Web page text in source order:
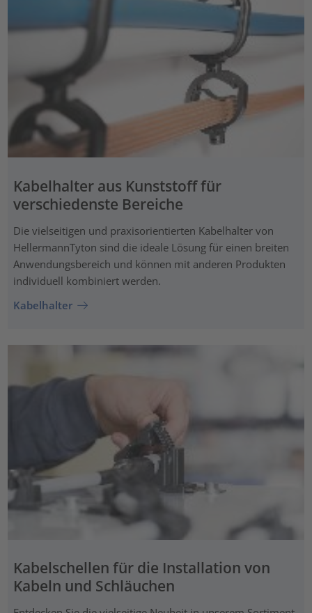
Kabelhalter aus Kunststoff für
verschiedenste Bereiche
Die vielseitigen und praxisorientierten Kabelhalter von
HellermannTyton sind die ideale Lösung für einen breiten
Anwendungsbereich und können mit anderen Produkten
individuell kombiniert werden.
Kabelhalter
Kabelschellen für die Installation von
Kabeln und Schläuchen